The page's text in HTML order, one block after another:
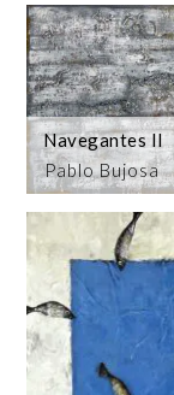
Pablo Bujosa
Navegantes II